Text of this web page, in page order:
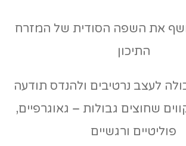
את השפה הסודית של המזרח
התיכון
לעצב נרטיבים ולהנדס תודעה
שחוצים גבולות – גאוגרפיים,
פוליטיים ורגשיים